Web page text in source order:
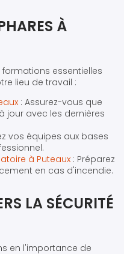
À
essentielles
lieu de travail :
: Assurez-vous que
jour avec les dernières
vos équipes aux bases
à Puteaux : Préparez
en cas d'incendie.
LA SÉCURITÉ
en l'importance de